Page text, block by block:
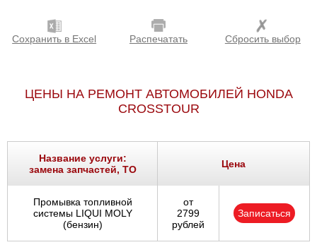
Сохранить в Excel Распечатать Сбросить выбор
ЦЕНЫ НА РЕМОНТ АВТОМОБИЛЕЙ HONDA
CROSSTOUR
Название услуги:
замена запчастей, ТО
Цена
Промывка топливной
системы LIQUI MOLY
(бензин)
от
2799
рублей
Записаться